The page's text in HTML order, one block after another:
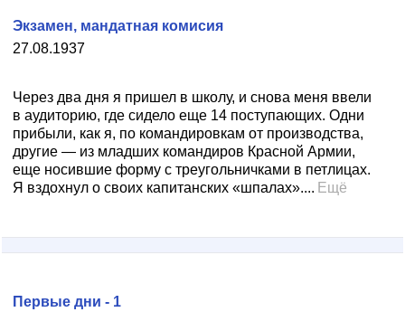
27.08.1937
Экзамен, мандатная комисия
Через два дня я пришел в школу, и снова меня ввели
в аудиторию, где сидело еще 14 поступающих. Одни
прибыли, как я, по командировкам от производства,
другие — из младших командиров Красной Армии,
еще носившие форму с треугольничками в петлицах.
Я вздохнул о своих капитанских «шпалах».... Ещё
Первые дни - 1